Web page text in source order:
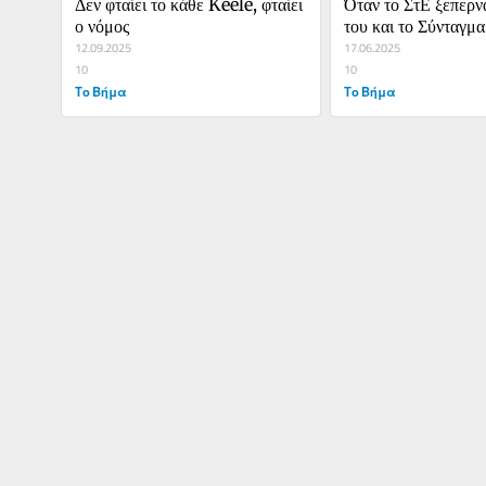
ο νόμος
12.09.2025
10
Το Βήμα
του και το Σύνταγμα
17.06.2025
10
Το Βήμα